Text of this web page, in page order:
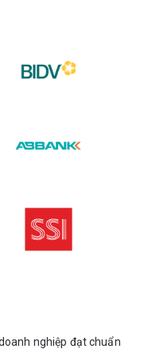
nghiệp đạt chuẩn